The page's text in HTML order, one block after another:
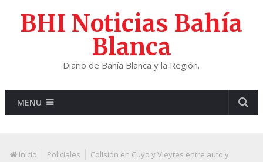
BHI Noticias Bahía
Blanca
Diario de Bahía Blanca y la Región.
MENU
Inicio Policiales
Colisión en Cuyo y Vieytes entre auto y